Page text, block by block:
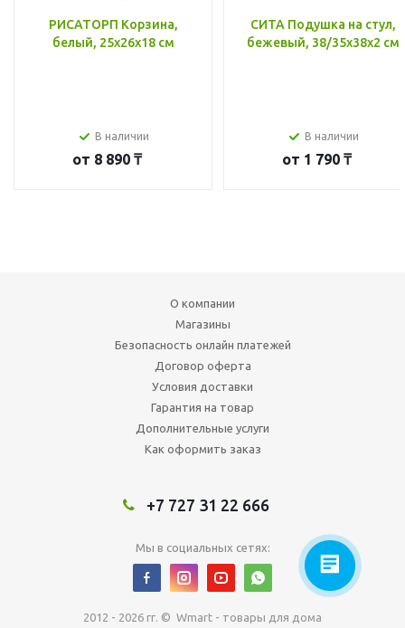
РИСАТОРП Корзина,
белый, 25x26x18 см
В наличии
от 8 890 ₸
СИТА Подушка на стул,
бежевый, 38/35x38x2 см
В наличии
от 1 790 ₸
О компании
Магазины
Безопасность онлайн платежей
Договор оферта
Условия доставки
Гарантия на товар
Дополнительные услуги
Как оформить заказ
+7 727 31 22 666
Мы в социальных сетях:
2012 - 2026 гг. © Wmart - товары для дома